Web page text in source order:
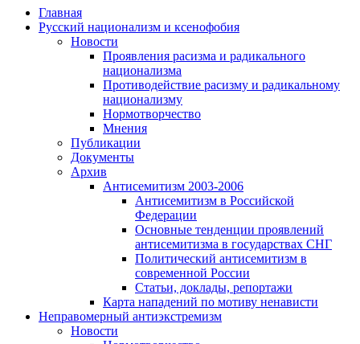
Главная
Русский национализм и ксенофобия
Новости
Проявления расизма и радикального
национализма
Противодействие расизму и радикальному
национализму
Нормотворчество
Мнения
Публикации
Документы
Архив
Антисемитизм 2003-2006
Антисемитизм в Российской
Федерации
Основные тенденции проявлений
антисемитизма в государствах СНГ
Политический антисемитизм в
современной России
Статьи, доклады, репортажи
Карта нападений по мотиву ненависти
Неправомерный антиэкстремизм
Новости